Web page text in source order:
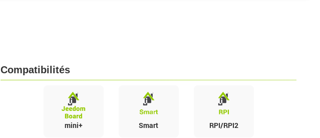
Compatibilités
mini+ Smart RPI/RPI2